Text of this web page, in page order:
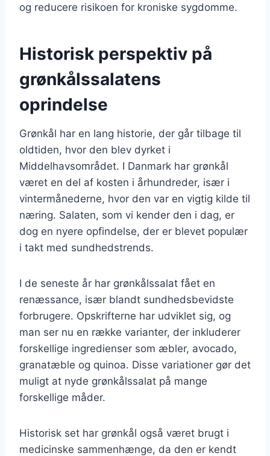
og reducere risikoen for kroniske sygdomme.
Historisk perspektiv på
grønkålssalatens
oprindelse
Grønkål har en lang historie, der går tilbage til
oldtiden, hvor den blev dyrket i
Middelhavsområdet. I Danmark har grønkål
været en del af kosten i århundreder, især i
vintermånederne, hvor den var en vigtig kilde til
næring. Salaten, som vi kender den i dag, er
dog en nyere opfindelse, der er blevet populær
i takt med sundhedstrends.
I de seneste år har grønkålssalat fået en
renæssance, især blandt sundhedsbevidste
forbrugere. Opskrifterne har udviklet sig, og
man ser nu en række varianter, der inkluderer
forskellige ingredienser som æbler, avocado,
granatæble og quinoa. Disse variationer gør det
muligt at nyde grønkålssalat på mange
forskellige måder.
Historisk set har grønkål også været brugt i
medicinske sammenhænge, da den er kendt